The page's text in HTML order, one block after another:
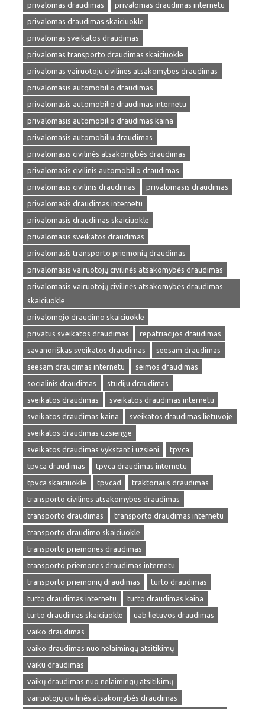
privalomas draudimas
privalomas draudimas internetu
privalomas draudimas skaiciuokle
privalomas sveikatos draudimas
privalomas transporto draudimas skaiciuokle
privalomas vairuotoju civilines atsakomybes draudimas
privalomasis automobilio draudimas
privalomasis automobilio draudimas internetu
privalomasis automobilio draudimas kaina
privalomasis automobiliu draudimas
privalomasis civilinės atsakomybės draudimas
privalomasis civilinis automobilio draudimas
privalomasis civilinis draudimas
privalomasis draudimas
privalomasis draudimas internetu
privalomasis draudimas skaiciuokle
privalomasis sveikatos draudimas
privalomasis transporto priemonių draudimas
privalomasis vairuotojų civilinės atsakomybės draudimas
privalomasis vairuotojų civilinės atsakomybės draudimas
skaiciuokle
privalomojo draudimo skaiciuokle
privatus sveikatos draudimas
repatriacijos draudimas
savanoriškas sveikatos draudimas
seesam draudimas
seesam draudimas internetu
seimos draudimas
socialinis draudimas
studiju draudimas
sveikatos draudimas
sveikatos draudimas internetu
sveikatos draudimas kaina
sveikatos draudimas lietuvoje
sveikatos draudimas uzsienyje
sveikatos draudimas vykstant i uzsieni
tpvca
tpvca draudimas
tpvca draudimas internetu
tpvca skaiciuokle
tpvcad
traktoriaus draudimas
transporto civilines atsakomybes draudimas
transporto draudimas
transporto draudimas internetu
transporto draudimo skaiciuokle
transporto priemones draudimas
transporto priemones draudimas internetu
transporto priemonių draudimas
turto draudimas
turto draudimas internetu
turto draudimas kaina
turto draudimas skaiciuokle
uab lietuvos draudimas
vaiko draudimas
vaiko draudimas nuo nelaimingų atsitikimų
vaiku draudimas
vaikų draudimas nuo nelaimingų atsitikimų
vairuotojų civilinės atsakomybės draudimas